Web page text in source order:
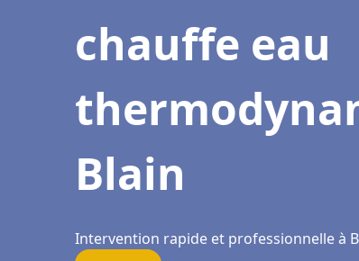
chauffe eau
Blain
Intervention rapide et professionnelle à